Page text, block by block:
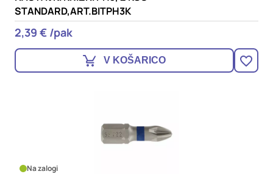
STANDARD,ART.BITPH3K
2,39 € /pak
V KOŠARICO
Na zalogi